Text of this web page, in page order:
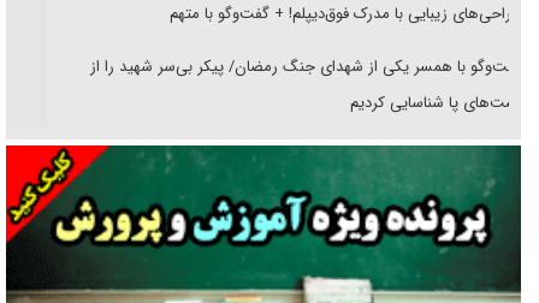
جراحی‌های زیبایی با مدرک فوق‌دیپلم! + گفت‌وگو با متهم
گفت‌وگو با همسر یکی از شهدای جنگ رمضان/ پیکر بی‌سر شهید را از
انگشت‌های پا شناسایی کردیم
نسلی که آنلاین الگو می‌گیرد
گفت‌وگو با آیت‌الله جاودان/ جفای مخالفان مکانت معنوی رهبر شهید را
ارتقا می‌داد